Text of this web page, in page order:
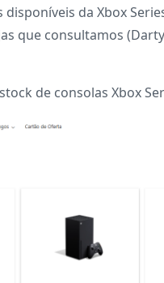
da Xbox
que consultamos
de consolas Xbox